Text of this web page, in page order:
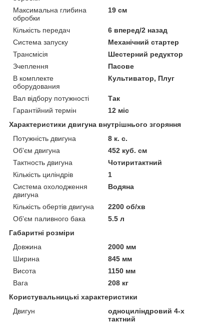
Максимальна глибина
обробки
19 см
Кількість передач
6 вперед/2 назад
Система запуску
Механічний стартер
Трансмісія
Шестерний редуктор
Зчеплення
Пасове
В комплекте
оборудования
Культиватор, Плуг
Вал відбору потужності
Так
Гарантійний термін
12 міс
Характеристики двигуна внутрішнього згоряння
Потужність двигуна
8 к. с.
Об'єм двигуна
452 куб. см
Тактность двигуна
Чотиритактний
Кількість циліндрів
1
Система охолодження
двигуна
Водяна
Кількість обертів двигуна
2200 об/хв
Об'єм паливного бака
5.5 л
Габаритні розміри
Довжина
2000 мм
Ширина
845 мм
Висота
1150 мм
Вага
208 кг
Користувальницькі характеристики
Двигун
одноциліндровий 4-х
тактний